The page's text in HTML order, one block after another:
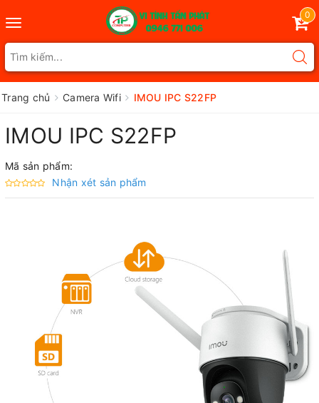
Toggle
navigation
0
Trang chủ Camera Wifi IMOU IPC S22FP
IMOU IPC S22FP
Mã sản phẩm:
Nhận xét sản phẩm